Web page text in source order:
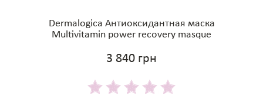
Dermalogica Антиоксидантная маска
Multivitamin power recovery masque
3 840 грн